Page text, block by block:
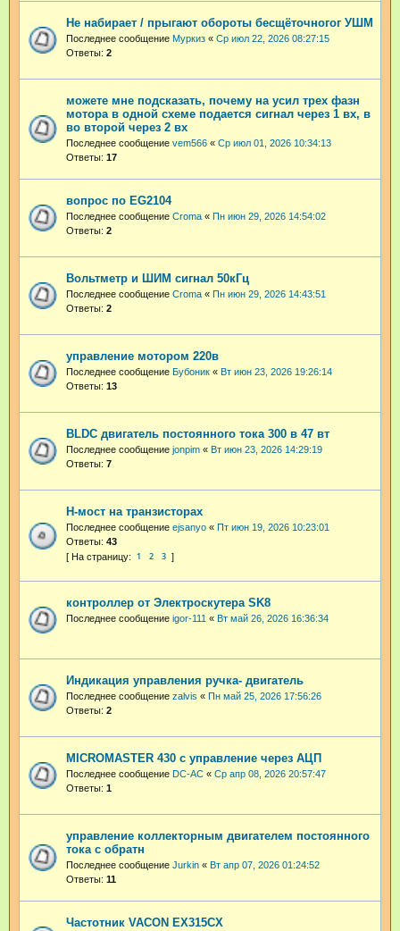
Не набирает / прыгают обороты бесщёточногог УШМ
Последнее сообщение Муркиз « Ср июл 22, 2026 08:27:15
Ответы: 2
можете мне подсказать, почему на усил трех фазн
мотора в одной схеме подается сигнал через 1 вх, в
во второй через 2 вх
Последнее сообщение vem566 « Ср июл 01, 2026 10:34:13
Ответы: 17
вопрос по EG2104
Последнее сообщение Croma « Пн июн 29, 2026 14:54:02
Ответы: 2
Вольтметр и ШИМ сигнал 50кГц
Последнее сообщение Croma « Пн июн 29, 2026 14:43:51
Ответы: 2
управление мотором 220в
Последнее сообщение Бубоник « Вт июн 23, 2026 19:26:14
Ответы: 13
BLDC двигатель постоянного тока 300 в 47 вт
Последнее сообщение jonpim « Вт июн 23, 2026 14:29:19
Ответы: 7
H-мост на транзисторах
Последнее сообщение ejsanyo « Пт июн 19, 2026 10:23:01
Ответы: 43
1 2 3
контроллер от Электроскутера SK8
Последнее сообщение igor-111 « Вт май 26, 2026 16:36:34
Индикация управления ручка- двигатель
Последнее сообщение zalvis « Пн май 25, 2026 17:56:26
Ответы: 2
MICROMASTER 430 с управление через АЦП
Последнее сообщение DC-AC « Ср апр 08, 2026 20:57:47
Ответы: 1
управление коллекторным двигателем постоянного
тока с обратн
Последнее сообщение Jurkin « Вт апр 07, 2026 01:24:52
Ответы: 11
Частотник VACON EX315CX